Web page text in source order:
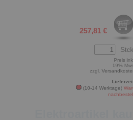
257,81 €
Stck.
Preis
19%
zzgl.
(10-14 Werktage)